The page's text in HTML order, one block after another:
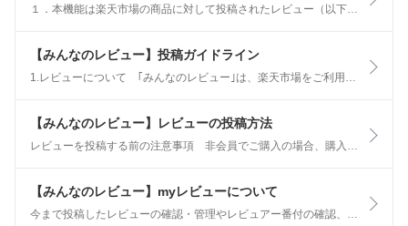
１．本機能は楽天市場の商品に対して投稿されたレビュー（以下「商品レビュー」といいます）を要約して伝えることによりお客様の商品購入の参考にしていただくことを目的（以下「本目的」といいます）としたものです。
【みんなのレビュー】投稿ガイドライン
1.レビューについて ｢みんなのレビュー｣は、楽天市場をご利用されたユーザーが参加できる、商品や店舗の“感想”コミュニティです。 ユーザーがコメントや写真・動画でお買い物体験を投稿し、他のユーザーが商品や店舗を選ぶときに活用していただくことを目的としています。
【みんなのレビュー】レビューの投稿方法
レビューを投稿する前の注意事項 非会員でご購入の場合、購入後に会員登録を行ってもレビューを投稿することはできません。 レビューを投稿する場合には、事前に楽天会員登録をお願いします。 未購入の商品・未利用のショップには、レビューを投稿できません。
【みんなのレビュー】myレビューについて
今まで投稿したレビューの確認・管理やレビュアー番付の確認、レビュー未投稿の購入商品一覧の確認・投稿ページへのアクセス、など様々なことができるページです。 レビュアー番付やレビュー投稿状況の確認 レビュアー番付についてはレビュアー番付についてをご確認ください。